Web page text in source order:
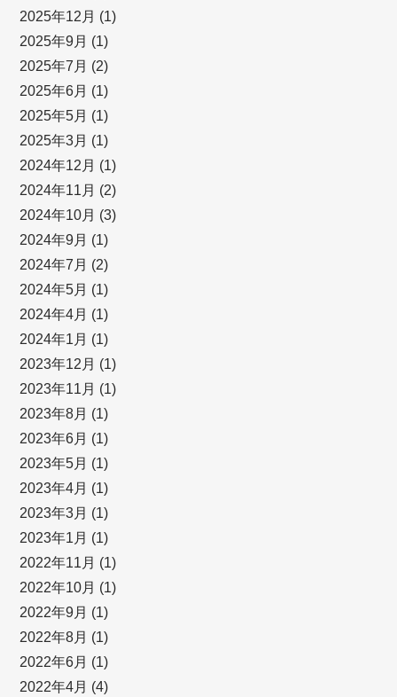
2025年12月 (1)
2025年9月 (1)
2025年7月 (2)
2025年6月 (1)
2025年5月 (1)
2025年3月 (1)
2024年12月 (1)
2024年11月 (2)
2024年10月 (3)
2024年9月 (1)
2024年7月 (2)
2024年5月 (1)
2024年4月 (1)
2024年1月 (1)
2023年12月 (1)
2023年11月 (1)
2023年8月 (1)
2023年6月 (1)
2023年5月 (1)
2023年4月 (1)
2023年3月 (1)
2023年1月 (1)
2022年11月 (1)
2022年10月 (1)
2022年9月 (1)
2022年8月 (1)
2022年6月 (1)
2022年4月 (4)